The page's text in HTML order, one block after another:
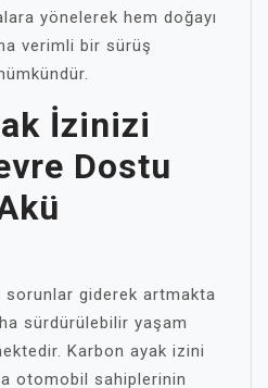
yönelerek hem doğayı
verimli bir sürüş
İzinizi
Dostu
sorunlar giderek artmakta
sürdürülebilir yaşam
Karbon ayak izini
otomobil sahiplerinin